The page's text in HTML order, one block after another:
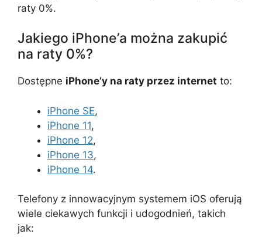
raty 0%.
Jakiego iPhone’a można zakupić
na raty 0%?
Dostępne iPhone’y na raty przez internet to:
iPhone SE,
iPhone 11,
iPhone 12,
iPhone 13,
iPhone 14.
Telefony z innowacyjnym systemem iOS oferują
wiele ciekawych funkcji i udogodnień, takich
jak: